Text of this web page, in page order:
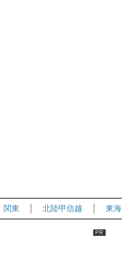
関東 北陸甲信越 東海